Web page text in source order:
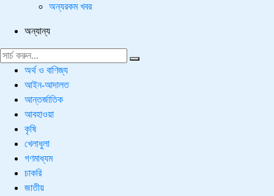
অন্যরকম খবর
অন্যান্য
অর্থ ও বাণিজ্য
আইন-আদালত
আন্তর্জাতিক
আবহাওয়া
কৃষি
খেলাধুলা
গণমাধ্যম
চাকরি
জাতীয়